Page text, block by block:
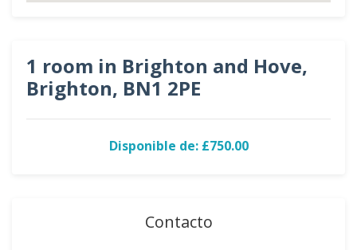
1 room in Brighton and Hove,
Brighton, BN1 2PE
Disponible de: £750.00
Contacto